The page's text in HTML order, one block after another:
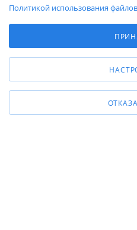
ПОКУПАТЕЛЯМ
г. Москва, ул.
Политикой использования
Аналитические/